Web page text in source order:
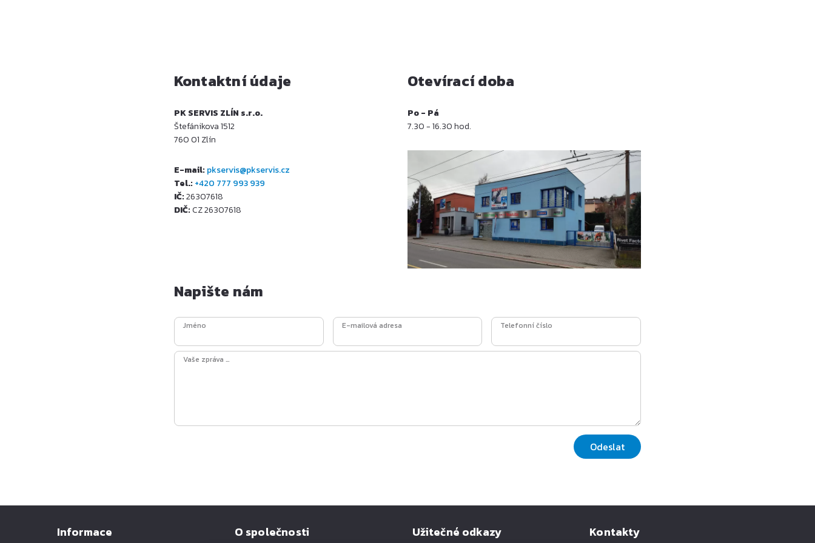
Kontaktní údaje
PK SERVIS ZLÍN s.r.o.
Štefánikova 1512
760 01 Zlín
E-mail: pkservis@pkservis.cz
Tel.: +420 777 993 939
IČ:26307618
DIČ:CZ 26307618
Otevírací doba
Po - Pá
7.30 - 16.30 hod.
Napište nám
Jméno E-mailová adresa Telefonní číslo
Vaše zpráva …
Odeslat
Informace O společnosti Užitečné odkazy Kontakty